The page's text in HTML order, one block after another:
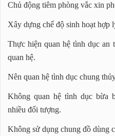
Chủ động tiêm phòng vắc xin
Xây dựng chế độ sinh hoạt hợp
Thực hiện quan hệ tình dục an
quan hệ.
Nên quan hệ tình dục chung
Không quan hệ tình dục bừa
nhiều đối tượng.
Không sử dụng chung đồ dùng